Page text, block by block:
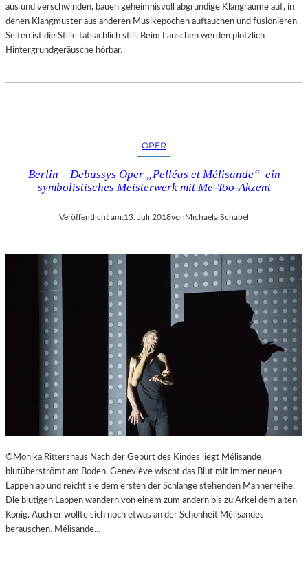
aus und verschwinden, bauen geheimnisvoll abgründige Klangräume auf, in
denen Klangmuster aus anderen Musikepochen auftauchen und fusionieren.
Selten ist die Stille tatsächlich still. Beim Lauschen werden plötzlich
Hintergrundgeräusche hörbar.
OPER
Berlin – Debussys Oper „Pelléas et Mélisande“ ein
symbolistisches Meisterwerk mit Me-Too-Akzent
Veröffentlicht am:13. Juli 2018vonMichaela Schabel
©Monika Rittershaus Nach der Geburt des Kindes liegt Mélisande
blutüberströmt am Boden. Geneviève wischt das Blut mit immer neuen
Lappen ab und reicht sie dem ersten der Schlange stehenden Männerreihe.
Die blutigen Lappen wandern von einem zum andern bis zu Arkel dem alten
König. Auch er wollte sich noch etwas an der Schönheit Mélisandes
berauschen. Mélisande…